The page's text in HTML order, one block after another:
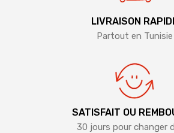
LIVRAISON
Partout en Tunisie
SATISFAIT OU
30 jours pour changer